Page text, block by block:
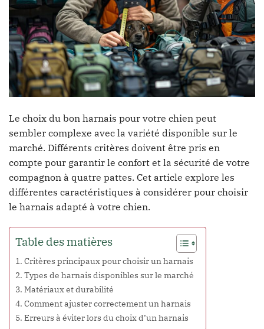
Le choix du bon harnais pour votre chien peut
sembler complexe avec la variété disponible sur le
marché. Différents critères doivent être pris en
compte pour garantir le confort et la sécurité de votre
compagnon à quatre pattes. Cet article explore les
différentes caractéristiques à considérer pour choisir
le harnais adapté à votre chien.
Table des matières
Critères principaux pour choisir un harnais
Types de harnais disponibles sur le marché
Matériaux et durabilité
Comment ajuster correctement un harnais
Erreurs à éviter lors du choix d’un harnais